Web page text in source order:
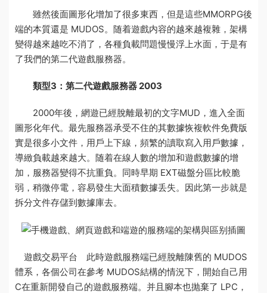
雖然後面圖形化增加了很多東西，但是這些MMORPG後
端的本質還是 MUDOS。随着遊戲内容的越來越複雜，架構
變得越來越吃不消了，各種負載問題慢慢浮上水面，于是有
了我們的第二代遊戲服務器。
類型3：第二代遊戲服務器 2003
2000年後，網遊已經脫離最初的文字MUD，進入全面
圖形化年代。最先服務器承受不住的其數據恢複軟件免費版
實是很多小文件，用戶上下線，頻繁的讀取寫入用戶數據，
導緻負載越來越大。随着在線人數的增加和遊戲數據的增
加，服務器變得不抗重負。同時早期 EXT磁盤分區比較脆
弱，稍微停電，容易發生大面積數據丢失。因此第一步就是
拆分文件存儲到數據庫去。
遊戲交易平台 此時遊戲服務端已經脫離陳舊的 MUDOS
體系，各個公司在參考 MUDOS結構的情況下，開始自己用
C在重新開發自己的遊戲服務端。并且腳本也抛棄了 LPC，